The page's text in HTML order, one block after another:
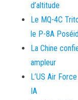
d’altitude
Le MQ-4C
le P-8A
La Chine
ampleur
L’US Air
IA